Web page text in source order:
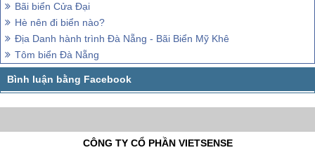
Bãi biển Cửa Đại
Hè nên đi biển nào?
Địa Danh hành trình Đà Nẵng - Bãi Biển Mỹ Khê
Tôm biển Đà Nẵng
CÔNG TY CỔ PHẦN VIETSENSE